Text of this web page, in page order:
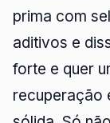
prima com
aditivos e
forte e quer
recuperação